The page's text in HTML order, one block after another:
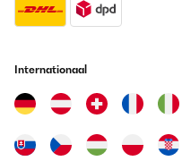
möglich ist. Der
Schrauben an der Tür
bleibt das Resultat aus,
Aufstellplatz.
Verbraucher gut, aber
Internationaal